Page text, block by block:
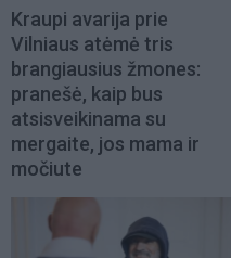
Kraupi avarija prie
Vilniaus atėmė tris
brangiausius žmones:
pranešė, kaip bus
atsisveikinama su
mergaite, jos mama ir
močiute